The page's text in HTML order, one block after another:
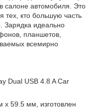
салоне автомобиля. Это
тех, кто большую часть
Зарядка идеально
планшетов,
всемирно
Dual USB 4.8 A Car
x 59.5 мм, изготовлен